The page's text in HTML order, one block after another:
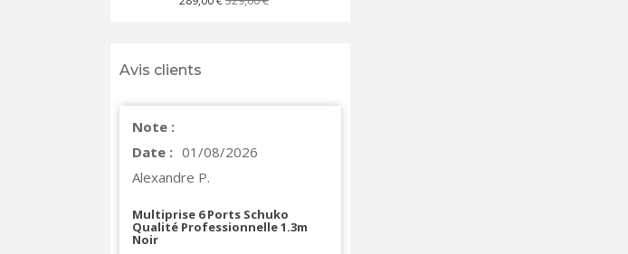
Avis clients
Note :
Date : 01/08/2026
Alexandre P.
Multiprise 6 Ports Schuko
Qualité Professionnelle 1.3m
Noir